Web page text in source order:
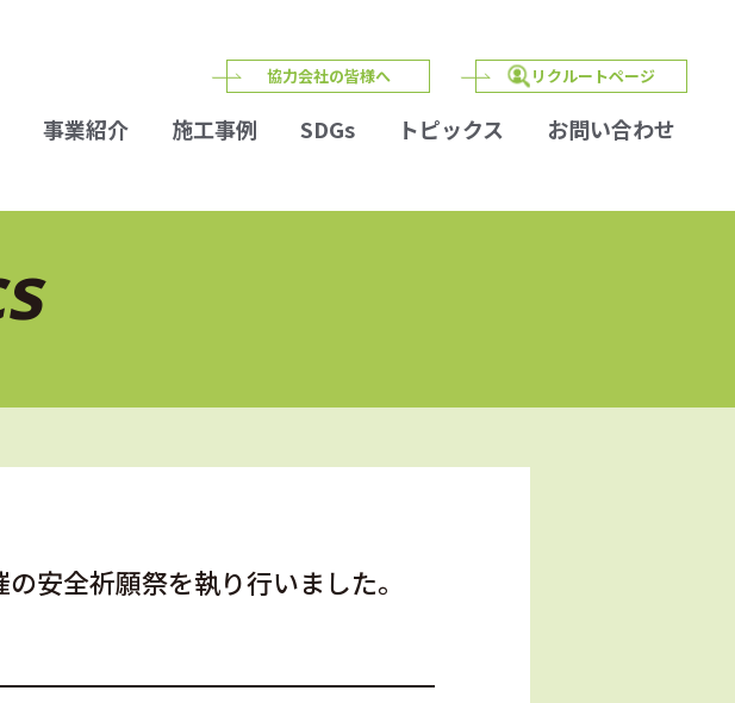
事業紹介 施工事例 SDGs トピックス お問い合わせ
リクルートページ
協力会社の皆様へ
安全祈願祭を執り行いました。